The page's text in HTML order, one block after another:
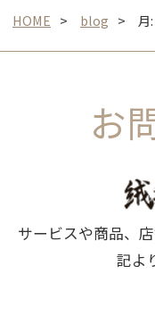
HOME blog 月:
お
サービスや商品、
記よ